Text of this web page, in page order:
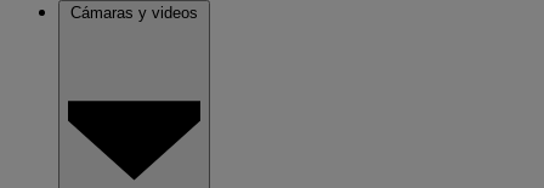
Cámaras y videos